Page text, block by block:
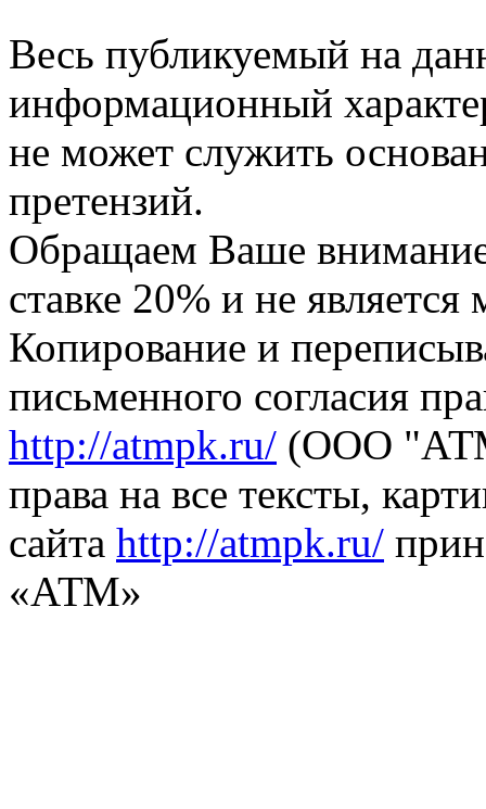
Весь публикуемый на
информационный
не может служить
претензий.
Обращаем Ваше
ставке 20% и не
Копирование и
письменного согласия
http://atmpk.ru/ (ООО
права на все тексты,
сайта http://atmpk.ru/
«АТМ»